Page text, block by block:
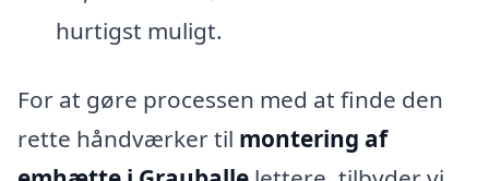
hurtigst muligt.
For at gøre processen med at finde den
rette håndværker til montering af